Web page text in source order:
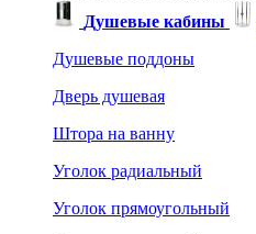
Душевые кабины
Душевые поддоны
Дверь душевая
Штора на ванну
Уголок радиальный
Уголок прямоугольный